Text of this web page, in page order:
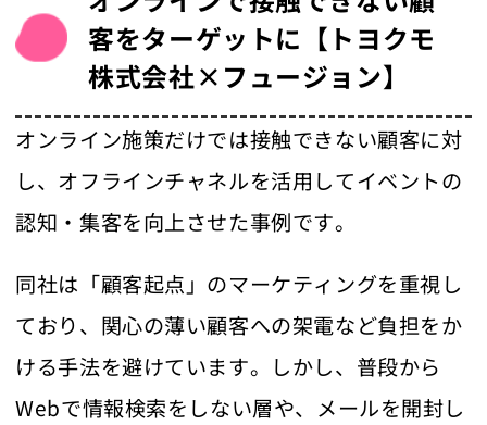
客をターゲットに【トヨクモ
株式会社×フュージョン】
オンライン施策だけでは接触できない顧客に対
し、オフラインチャネルを活用してイベントの
認知・集客を向上させた事例です。
同社は「顧客起点」のマーケティングを重視し
ており、関心の薄い顧客への架電など負担をか
ける手法を避けています。しかし、普段から
Webで情報検索をしない層や、メールを開封し